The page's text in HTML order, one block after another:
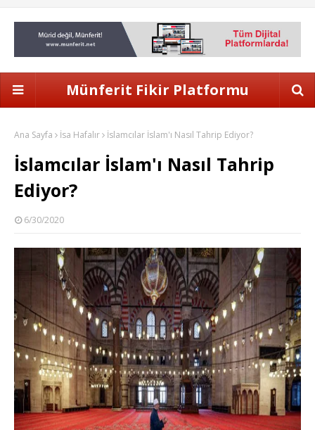
Münferit Fikir Platformu
Ana Sayfa İsa Hafalır İslamcılar İslam'ı Nasıl Tahrip Ediyor?
İslamcılar İslam'ı Nasıl Tahrip
Ediyor?
6/30/2020